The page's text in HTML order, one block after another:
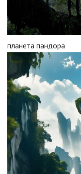
планета пандора